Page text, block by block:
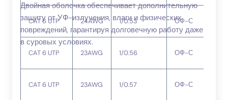
Двойная оболочка обеспечивает дополнительную
защиту от УФ-излучения, влаги и физических
повреждений, гарантируя долговечную работу даже
в суровых условиях.
CAT 6 UTP 24AWG 1/0.53 ОФ-С
CAT 6 UTP 23AWG 1/0.56 ОФ-С
CAT 6 UTP 23AWG 1/0.57 ОФ-С